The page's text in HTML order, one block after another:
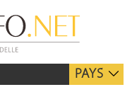
PAYS